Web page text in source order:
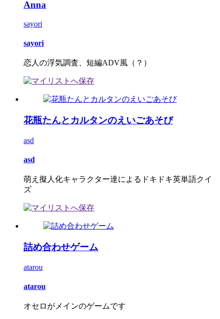
Anna
sayori
sayori
恋人の浮気調査、短編ADV風（？）
花瓶たんとカルタンのえいごあそび
asd
asd
萌え擬人化キャラクター達によるドキドキ英単語クイ
ズ
詰め合わせゲーム
atarou
atarou
オセロがメインのゲームです